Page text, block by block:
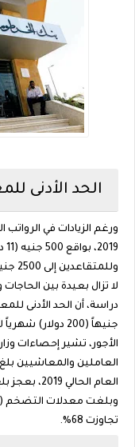
الحد الأدنى
ورغم الزيادات في الرواتب
لا تزال بعيدة بين
الأجور، تشير إحصاءات
وبلغت معدلات التضخم
تجاوزت 68%.